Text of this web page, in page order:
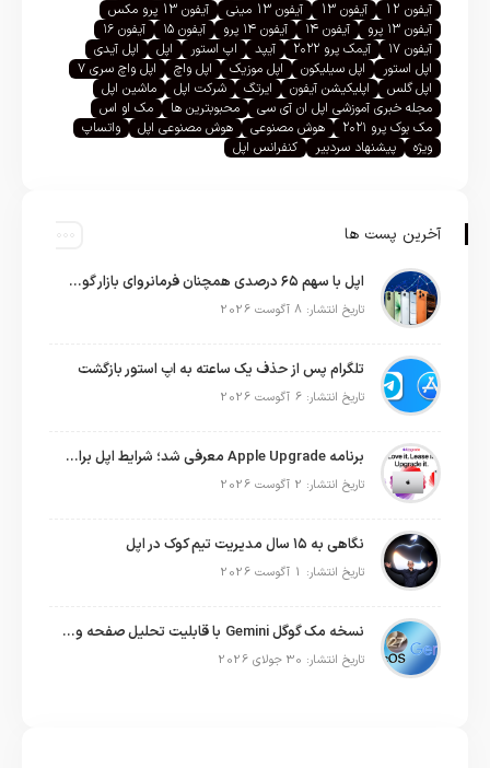
آیفون 12
آیفون 13 آیفون 13 مینی
آیفون 13 پرو مکس
آیفون ۱۳ پرو
آیفون ۱۴ آیفون ۱۴ پرو آیفون ۱۵
آیفون ۱۶
آیفون ۱۷
آیمک پرو ۲۰۲۲ آیپد اپ استور اپل
اپل آیدی
اپل استور
اپل سیلیکون اپل موزیک اپل واچ
اپل واچ سری ۷
اپل گلس
اپلیکیشن آیفون ایرتگ شرکت اپل
ماشین اپل
مجله خبری آموزشی اپل ان آی سی
محبوبترین ها
مک او اس
مک بوک پرو ۲۰۲۱
هوش مصنوعی هوش مصنوعی اپل
واتساپ
ویژه
پیشنهاد سردبیر کنفرانس اپل
آخرین پست ها
اپل با سهم ۶۵ درصدی همچنان فرمانروای بازار گوشی‌های پریمیوم جهان است
تاریخ انتشار: 8 آگوست 2026
تلگرام پس از حذف یک ساعته به اپ استور بازگشت
تاریخ انتشار: 6 آگوست 2026
برنامه Apple Upgrade معرفی شد؛ شرایط اپل برای اجاره آیفون، آیپد، مک و اپل واچ
تاریخ انتشار: 2 آگوست 2026
نگاهی به ۱۵ سال مدیریت تیم کوک در اپل
تاریخ انتشار: 1 آگوست 2026
نسخه مک گوگل Gemini با قابلیت تحلیل صفحه و دستورات صوتی در به‌روزرسانی جدید
تاریخ انتشار: 30 جولای 2026